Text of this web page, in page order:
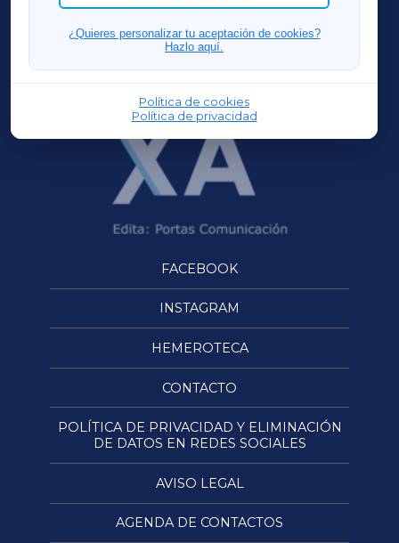
¿Quieres personalizar tu aceptación de cookies?
Hazlo aquí.
Política de cookies
Política de privacidad
FERROLXA
OURENSEXA
FACEBOOK
INSTAGRAM
HEMEROTECA
CONTACTO
POLÍTICA DE PRIVACIDAD Y ELIMINACIÓN
DE DATOS EN REDES SOCIALES
AVISO LEGAL
AGENDA DE CONTACTOS